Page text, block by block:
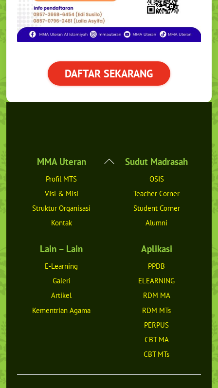
DAFTAR SEKARANG
Back
MMA Uteran
Profil MTS
VIsi & Misi
Struktur Organisasi
Kontak
Sudut Madrasah
OSIS
Teacher Corner
Student Corner
Alumni
Lain – Lain
E-Learning
Galeri
Artikel
Kementrian Agama
Aplikasi
PPDB
ELEARNING
RDM MA
RDM MTs
PERPUS
CBT MA
CBT MTs